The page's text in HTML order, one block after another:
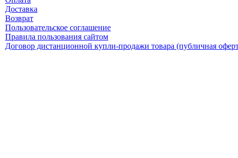
Доставка
Возврат
Пользовательское соглашение
Правила пользования сайтом
Договор дистанционной купли-продажи товара (публичная